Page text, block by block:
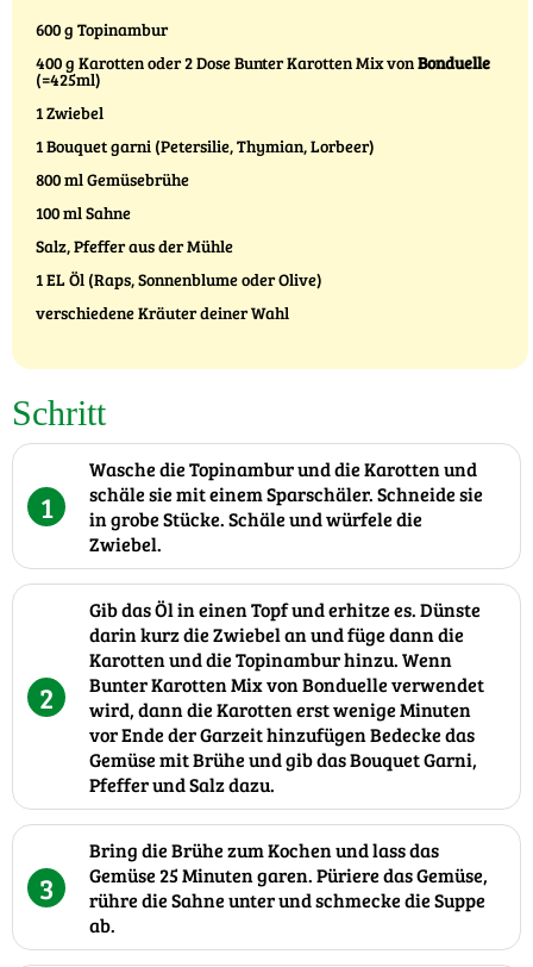
600 g Topinambur
400 g Karotten oder 2 Dose Bunter Karotten Mix vonBonduelle
(=425ml)
1 Zwiebel
1 Bouquet garni (Petersilie, Thymian, Lorbeer)
800 ml Gemüsebrühe
100 ml Sahne
Salz, Pfeffer aus der Mühle
1 EL Öl (Raps, Sonnenblume oder Olive)
verschiedene Kräuter deiner Wahl
Schritt
1
Wasche die Topinambur und die Karotten und
schäle sie mit einem Sparschäler. Schneide sie
in grobe Stücke. Schäle und würfele die
Zwiebel.
2
Gib das Öl in einen Topf und erhitze es. Dünste
darin kurz die Zwiebel an und füge dann die
Karotten und die Topinambur hinzu. Wenn
Bunter Karotten Mix von Bonduelle verwendet
wird, dann die Karotten erst wenige Minuten
vor Ende der Garzeit hinzufügen Bedecke das
Gemüse mit Brühe und gib das Bouquet Garni,
Pfeffer und Salz dazu.
3
Bring die Brühe zum Kochen und lass das
Gemüse 25 Minuten garen. Püriere das Gemüse,
rühre die Sahne unter und schmecke die Suppe
ab.